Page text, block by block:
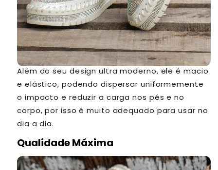
Além do seu design ultra moderno, ele é macio
e elástico, podendo dispersar uniformemente
o impacto e reduzir a carga nos pés e no
corpo, por isso é muito adequado para usar no
dia a dia.
Qualidade Máxima